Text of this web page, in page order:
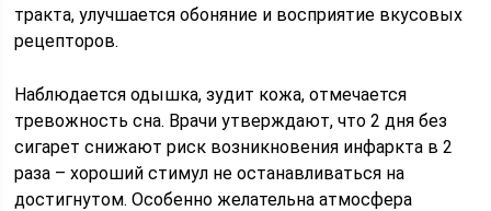
тракта, улучшается обоняние и восприятие вкусовых
рецепторов.
Наблюдается одышка, зудит кожа, отмечается
тревожность сна. Врачи утверждают, что 2 дня без
сигарет снижают риск возникновения инфаркта в 2
раза – хороший стимул не останавливаться на
достигнутом. Особенно желательна атмосфера